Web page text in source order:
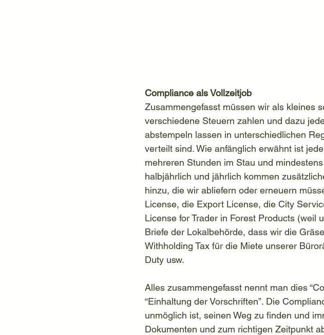
Compliance als Vollzeitjob
Zusammengefasst müssen wir als kleines
verschiedene Steuern zahlen und dazu
abstempeln lassen in unterschiedlichen
verteilt sind. Wie anfänglich erwähnt ist
mehreren Stunden im Stau und
halbjährlich und jährlich kommen
hinzu, die wir abliefern oder erneuern
License, die Export License, die City
License for Trader in Forest Products (weil
Briefe der Lokalbehörde, dass wir die
Withholding Tax für die Miete unserer
Duty usw.
Alles zusammengefasst nennt man dies
“Einhaltung der Vorschriften”. Die
unmöglich ist, seinen Weg zu finden und
Dokumenten und zum richtigen Zeitpunkt